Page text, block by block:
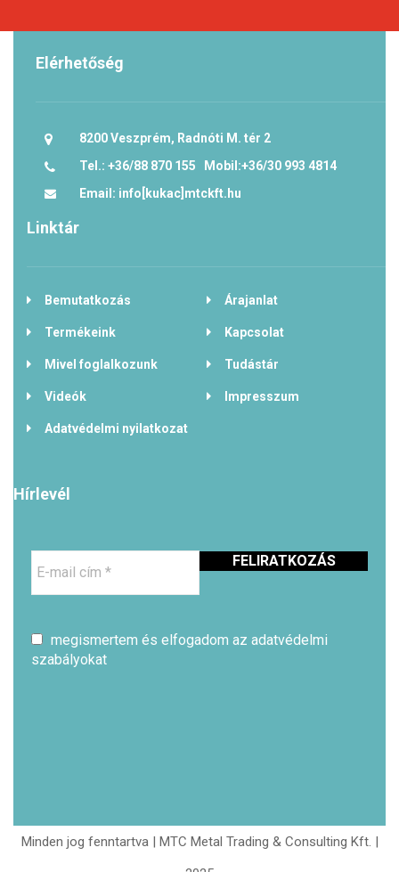
Elérhetőség
8200 Veszprém, Radnóti M. tér 2
Tel.: +36/88 870 155 Mobil:+36/30 993 4814
Email: info[kukac]mtckft.hu
Linktár
Bemutatkozás Árajanlat
Termékeink Kapcsolat
Mivel foglalkozunk Tudástár
Videók Impresszum
Adatvédelmi nyilatkozat
Hírlevél
mail
megismertem és elfogadom az adatvédelmi
szabályokat
Minden jog fenntartva | MTC Metal Trading & Consulting Kft. |